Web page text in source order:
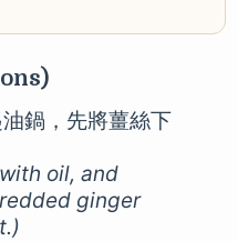
鍋，先將薑絲下
oil, and
ginger